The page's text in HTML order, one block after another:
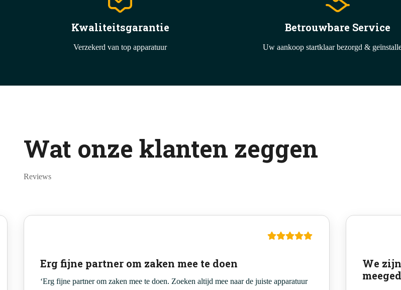
Kwaliteitsgarantie
Verzekerd van top apparatuur
Betrouwbare Service
Uw aankoop startklaar bezorgd &
Wat onze klanten zeggen
Reviews
Erg fijne partner om zaken mee te doen
‘Erg fijne partner om zaken mee te doen. Zoeken altijd mee naar de juiste apparatuur
We